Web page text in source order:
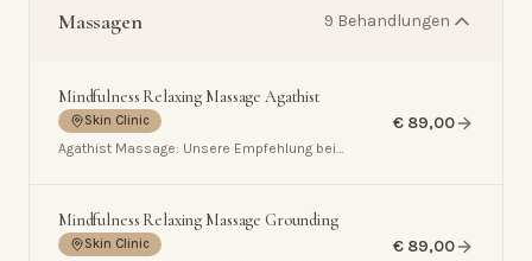
Massagen 9 Behandlungen
Mindfulness Relaxing Massage Agathist
Skin Clinic
Agathist Massage: Unsere Empfehlung bei
Holz – erdend, entspannend, wiederherstellend.
€ 89,00
Mindfulness Relaxing Massage Grounding
Skin Clinic € 89,00